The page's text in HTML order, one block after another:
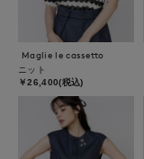
Maglie le cassetto
ニット
￥26,400(税込)